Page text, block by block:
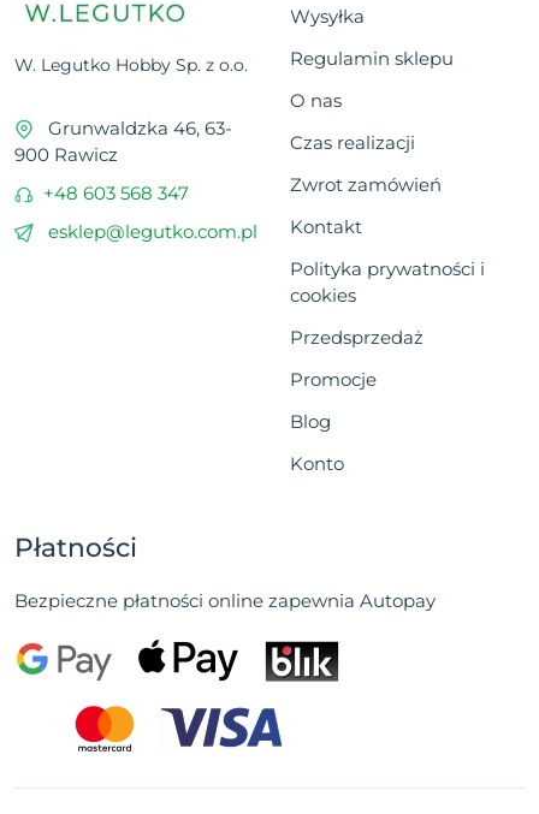
W. Legutko Hobby Sp. z o.o.
Grunwaldzka 46, 63-
900 Rawicz
+48 603 568 347
esklep@legutko.com.pl
Wysyłka
Regulamin sklepu
O nas
Czas realizacji
Zwrot zamówień
Kontakt
Polityka prywatności i
cookies
Przedsprzedaż
Promocje
Blog
Konto
Płatności
Bezpieczne płatności online zapewnia Autopay